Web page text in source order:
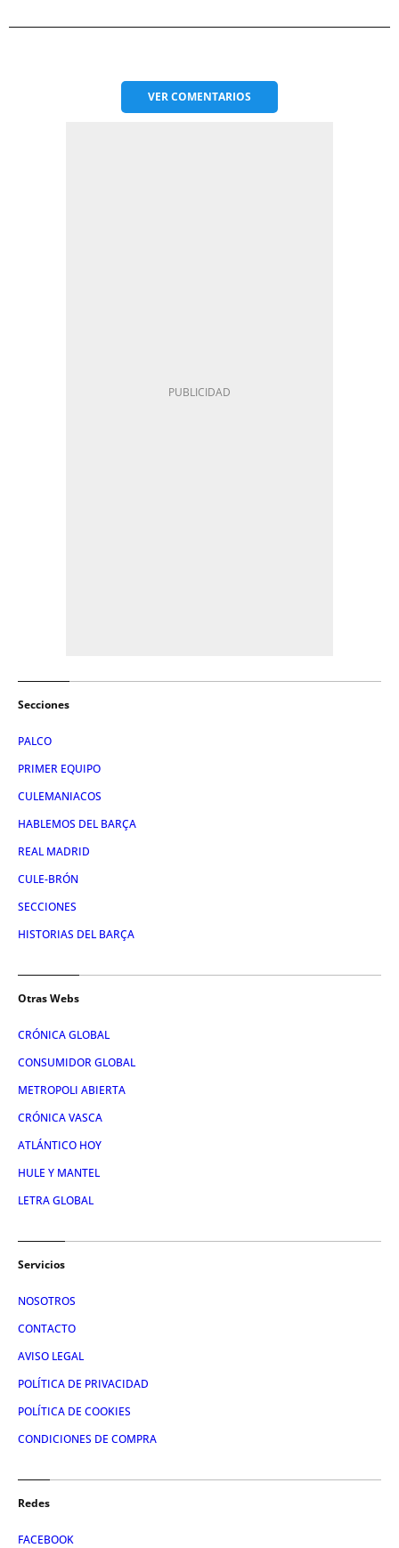
VERCOMENTARIOS
Secciones
PALCO
PRIMER EQUIPO
CULEMANIACOS
HABLEMOS DEL BARÇA
REAL MADRID
CULE-BRÓN
SECCIONES
HISTORIAS DEL BARÇA
Otras Webs
CRÓNICA GLOBAL
CONSUMIDOR GLOBAL
METROPOLI ABIERTA
CRÓNICA VASCA
ATLÁNTICO HOY
HULE Y MANTEL
LETRA GLOBAL
Servicios
NOSOTROS
CONTACTO
AVISO LEGAL
POLÍTICA DE PRIVACIDAD
POLÍTICA DE COOKIES
CONDICIONES DE COMPRA
Redes
FACEBOOK